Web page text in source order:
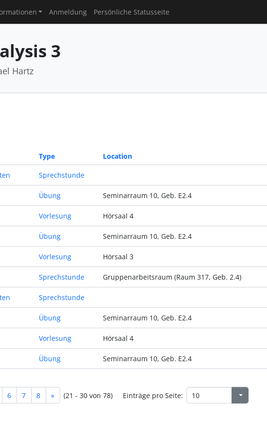
Anmeldung Persönliche Statusseite
3
Hartz
Type Location
Sprechstunde
Übung Seminarraum 10, Geb. E2.4
Vorlesung Hörsaal 4
Übung Seminarraum 10, Geb. E2.4
Vorlesung Hörsaal 3
Sprechstunde Gruppenarbeitsraum (Raum 317, Geb. 2.4)
Sprechstunde
Übung Seminarraum 10, Geb. E2.4
Vorlesung Hörsaal 4
Übung Seminarraum 10, Geb. E2.4
6 7 8 » (21 - 30 von 78) Einträge pro Seite: